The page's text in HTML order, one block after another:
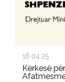
16.04.25
Kërkesë